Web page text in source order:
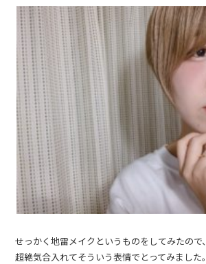
せっかく地雷メイクというものをしてみたので、
超絶気合入れてそういう表情でとってみました。